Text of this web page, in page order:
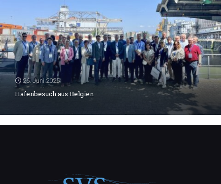
26. Juni 2025
Hafenbesuch aus Belgien